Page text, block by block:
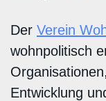
Der Verein
wohnpolitisch
Entwicklung